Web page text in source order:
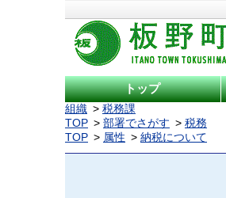
トップ
組織
税務課
TOP
部署でさがす
税務
TOP
属性 納税について